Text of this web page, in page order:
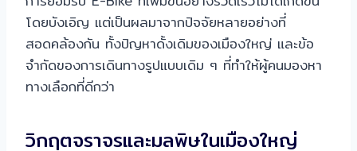
โดยบังเอิญ แต่เป็นผลมาจากปัจจัยหลายอย่างที่
สอดคล้องกัน ทั้งปัญหาดั้งเดิมของเมืองใหญ่ และข้อ
จำกัดของการเดินทางรูปแบบเดิม ๆ ที่ทำให้ผู้คนมองหา
ทางเลือกที่ดีกว่า
วิกฤตจราจรและมลพิษในเมืองใหญ่